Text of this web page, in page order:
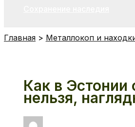
Главная Металлокоп и
Как в Эстонии
нельзя,